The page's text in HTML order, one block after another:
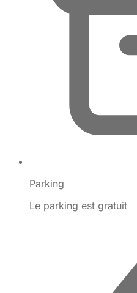
Parking
Le parking est gratuit